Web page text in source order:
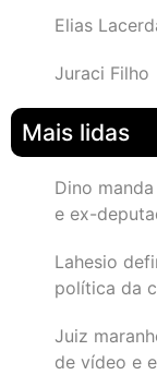
Elias
Juraci Filho
Mais lidas
Dino
e ex-
Lahesio
política da
Juiz
de vídeo e